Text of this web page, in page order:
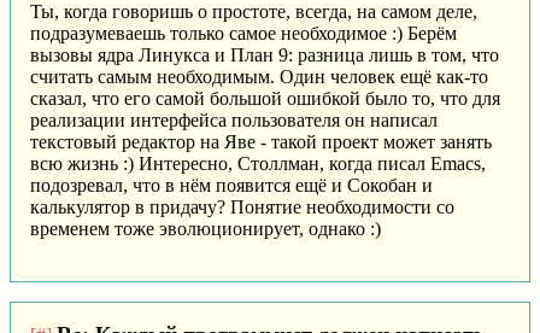
Ты, когда говоришь о простоте, всегда, на самом деле,
подразумеваешь только самое необходимое :) Берём
вызовы ядра Линукса и План 9: разница лишь в том, что
считать самым необходимым. Один человек ещё как-то
сказал, что его самой большой ошибкой было то, что для
реализации интерфейса пользователя он написал
текстовый редактор на Яве - такой проект может занять
всю жизнь :) Интересно, Столлман, когда писал Emacs,
подозревал, что в нём появится ещё и Сокобан и
калькулятор в придачу? Понятие необходимости со
временем тоже эволюционирует, однако :)